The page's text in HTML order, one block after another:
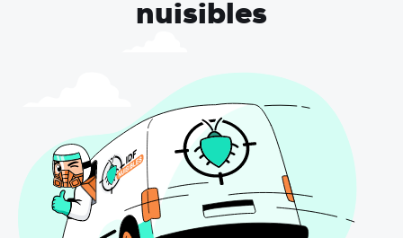
nuisibles